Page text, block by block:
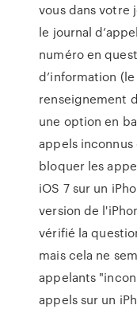
vous dans votre
le journal
numéro en
d’information
renseignement
une option en
appels
bloquer les
iOS 7 sur un
version de
vérifié la
mais cela ne
appelants
appels sur un